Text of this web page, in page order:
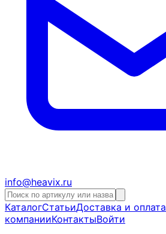
info@heavix.ru
КаталогСтатьиДоставка и оплата
компанииКонтактыВойти